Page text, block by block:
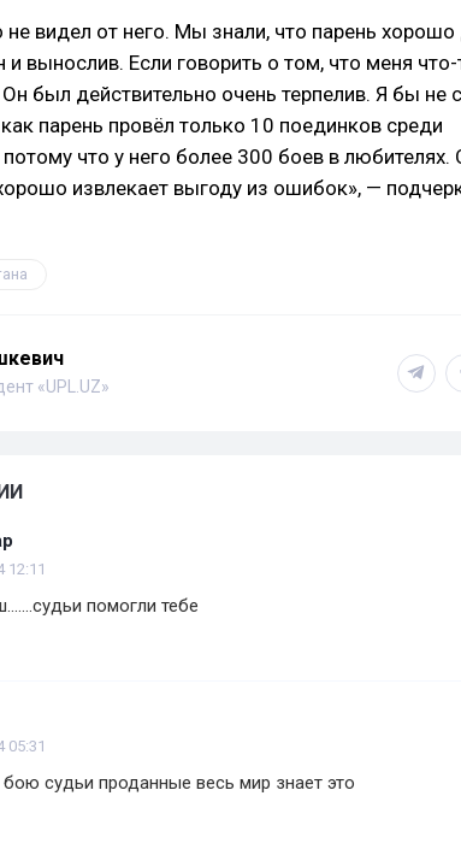
не видел от него. Мы знали, что парень хорошо
и вынослив. Если говорить о том, что меня
Он был действительно очень терпелив. Я бы не
парень провёл только 10 поединков среди
что у него более 300 боев в любителях.
извлекает выгоду из ошибок», —
«UPL.UZ»
12:11
помогли тебе
05:31
судьи проданные весь мир знает это